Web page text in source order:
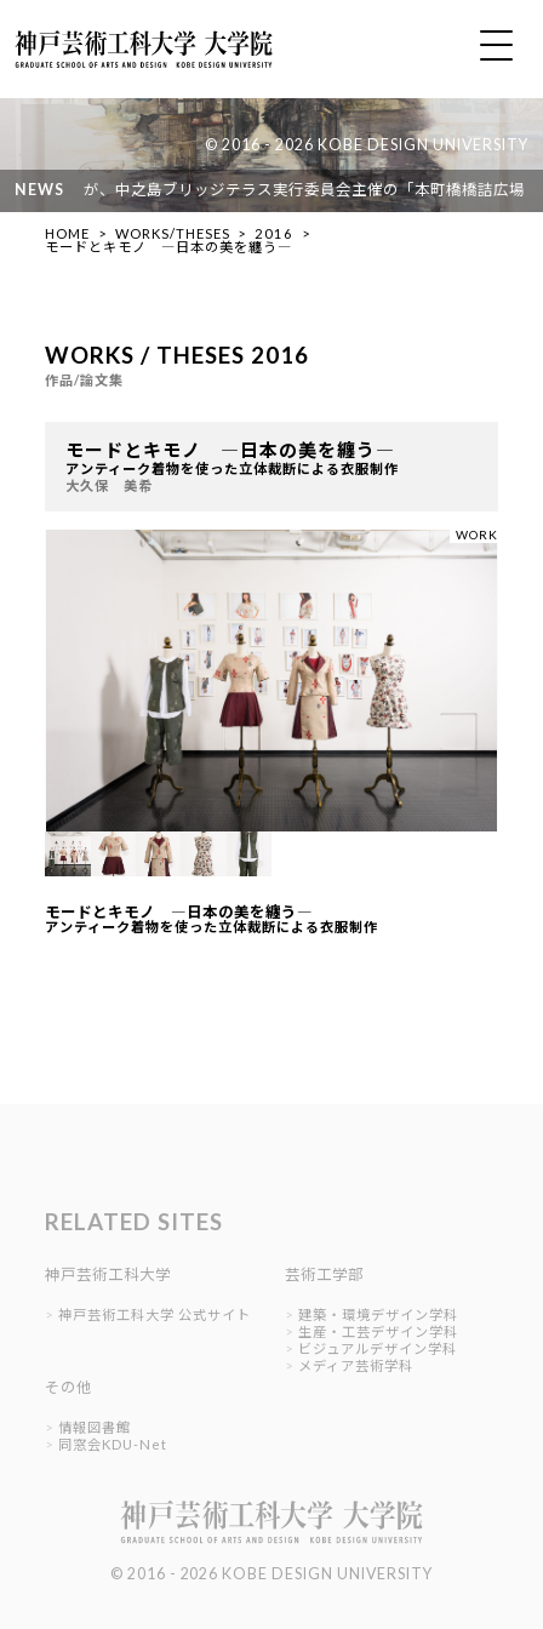
NEWS
ミ）が、中之島ブリッジテラス実行委員会主催の「本町橋橋詰広場デ
© 2016 - 2026 KOBE DESIGN UNIVERSITY
HOME WORKS/THESES
2016
モードとキモノ ―日本の美を纏う―
WORKS / THESES 2016
作品/論文集
モードとキモノ ―日本の美を纏う―
アンティーク着物を使った立体裁断による衣服制作
大久保 美希
WORK
モードとキモノ ―日本の美を纏う―
アンティーク着物を使った立体裁断による衣服制作
RELATED SITES
神戸芸術工科大学
神戸芸術工科大学 公式サイト
芸術工学部
建築・環境デザイン学科
生産・工芸デザイン学科
ビジュアルデザイン学科
メディア芸術学科
その他
情報図書館
同窓会KDU-Net
© 2016 - 2026 KOBE DESIGN UNIVERSITY